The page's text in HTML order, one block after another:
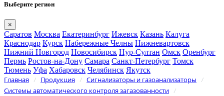
Выберите регион
×
Саратов Москва Екатеринбург Ижевск Казань Калуга
Краснодар Курск Набережные Челны Нижневартовск
Нижний Новгород Новосибирск Нур-Султан Омск Оренбург
Пермь Ростов-на-Дону Самара Санкт-Петербург Томск
Тюмень Уфа Хабаровск Челябинск Якутск
Главная / Продукция / Сигнализаторы и газоанализаторы /
Системы автоматического контроля загазованности /